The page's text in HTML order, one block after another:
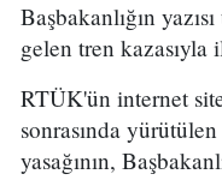
Başbakanlığın
gelen tren kazasıyla
RTÜK'ün internet
sonrasında
yasağının,